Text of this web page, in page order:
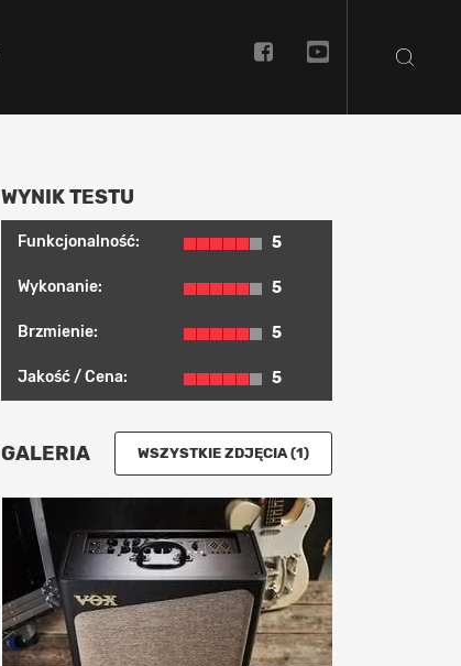
WYNIK TESTU
Funkcjonalność: 5
Wykonanie: 5
Brzmienie: 5
Jakość / Cena: 5
GALERIA WSZYSTKIE ZDJĘCIA (1)